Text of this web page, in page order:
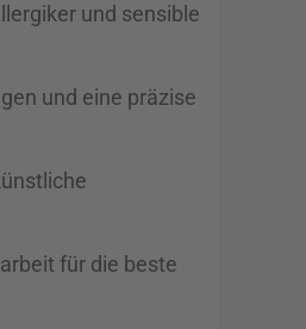
und sensible
und eine präzise
für die beste